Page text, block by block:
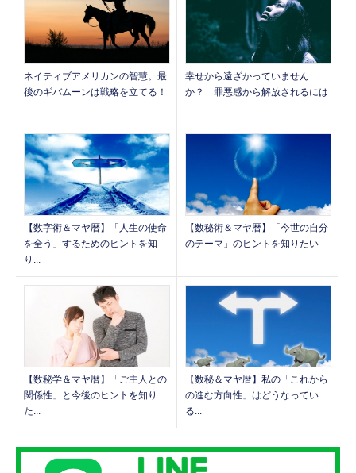
ネイティブアメリカンの智慧。最
後のギバムーンは戦略を立てる！
幸せから遠ざかっていません
か？ 罪悪感から解放されるには
【数字術＆マヤ暦】「人生の使命
を全う」するためのヒントを知
り...
【数秘術＆マヤ暦】「今世の自分
のテーマ」のヒントを知りたい
【数秘学＆マヤ暦】「ご主人との
関係性」と今後のヒントを知り
た...
【数秘＆マヤ暦】私の「これから
の進む方向性」はどうなってい
る...